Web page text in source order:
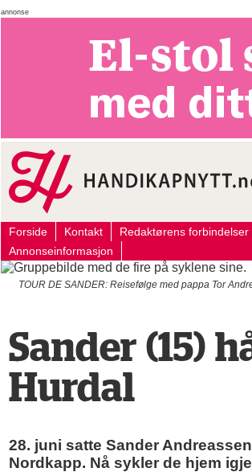
annonse
Forside Kontakt Redaktørens forbindelser
Annonseinformasjon
TOUR DE SANDER: Reisefølge med pappa Tor
Sander (15)
Hurdal
28. juni satte Sander
Nordkapp. Nå sykler de hjem